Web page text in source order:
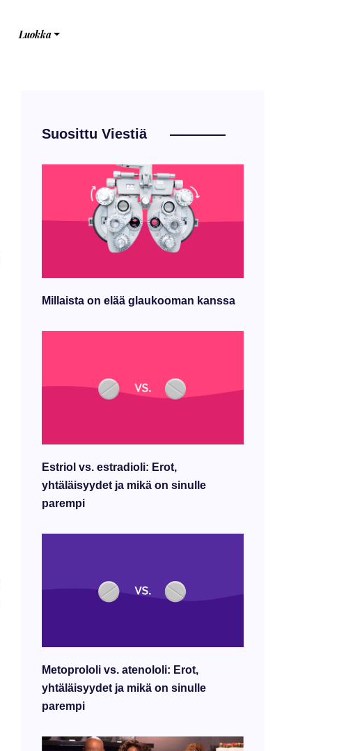
Luokka
Suosittu Viestiä
Millaista on elää glaukooman kanssa
Estriol vs. estradioli: Erot,
yhtäläisyydet ja mikä on sinulle
parempi
Metoprololi vs. atenololi: Erot,
yhtäläisyydet ja mikä on sinulle
parempi